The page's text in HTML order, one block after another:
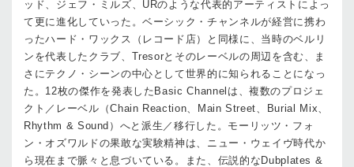
ッド、ジェフ・ミルズ、URのような代表的アーティストによっ
て更に進化していった。ベーシック・チャンネルが経営に携わ
ったハード・ワックス（レコード店）と同様に、当時のベルリ
ンを代表したクラブ、Tresorとそのレーベルの周辺を含む、ま
さにテクノ・シーンの中心として世界的に知られることになっ
た。12枚の傑作を発表したBasic Channelは、複数のプロジェ
クト／レーベル（Chain Reaction、Main Street、Burial Mix、
Rhythm & Sound）へと派生／移行した。モーリッツ・フォ
ン・オズワルドの果敢な実験精神は、ニュー・ウェイヴ時代か
ら現在まで脈々と息づいている。また、伝説的なDubplates &